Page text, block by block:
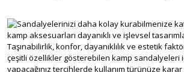
Sandalyelerinizi daha kolay kurabilmenize
kamp aksesuarları dayanıklı ve işlevsel
Taşınabilirlik, konfor, dayanıklılık ve estetik
çeşitli özellikler gösterebilen kamp sandalyeleri
yapacağınız tercihlerde kullanım türünüze